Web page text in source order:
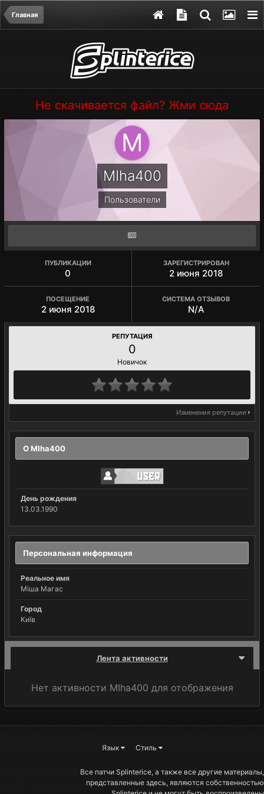
Главная
Не скачивается файл? Жми сюда
MIha400
Пользователи
ПУБЛИКАЦИИ
0
ЗАРЕГИСТРИРОВАН
2 июня 2018
ПОСЕЩЕНИЕ
2 июня 2018
СИСТЕМА ОТЗЫВОВ
N/A
РЕПУТАЦИЯ
0
Новичок
Изменения репутации
О MIha400
День рождения
13.03.1990
Персональная информация
Реальное имя
Міша Магас
Город
Київ
Лента активности
Нет активности MIha400 для отображения
Язык Стиль
Все патчи Splinterice, а также все другие материалы,
представленные здесь, являются собственностью